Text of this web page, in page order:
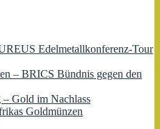
Edelmetallkonferenz-Tour
– BRICS Bündnis gegen den
– Gold im Nachlass
Goldmünzen